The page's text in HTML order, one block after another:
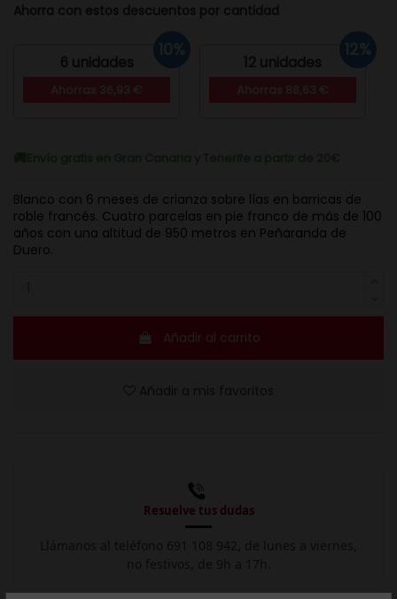
Ahorra con estos descuentos por cantidad
6 unidades
10%
12 unidades
12%
Blanco con 6 meses de crianza sobre lías en barricas de
roble francés. Cuatro parcelas en pie franco de más de 100
años con una altitud de 950 metros en Peñaranda de
Duero.
Añadir al carrito
Resuelve tus dudas